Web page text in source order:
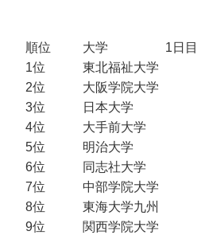
順位 大学 1日目
1位
東北福祉大学
2位
大阪学院大学
3位
日本大学
4位
大手前大学
5位
明治大学
6位
同志社大学
7位
中部学院大学
8位
東海大学九州
9位
関西学院大学